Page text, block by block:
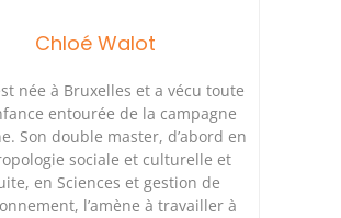
Chloé Walot
née à Bruxelles et a vécu toute
entourée de la campagne
Son double master, d’abord en
sociale et culturelle et
en Sciences et gestion de
l’amène à travailler à